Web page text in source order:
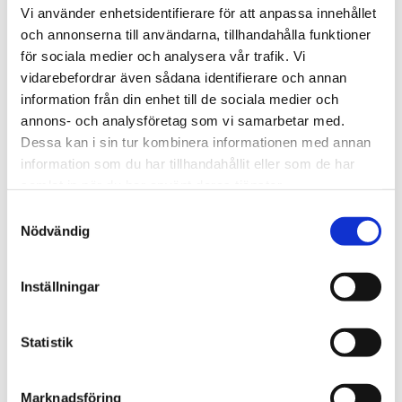
Vi använder enhetsidentifierare för att anpassa innehållet
och annonserna till användarna, tillhandahålla funktioner
för sociala medier och analysera vår trafik. Vi
vidarebefordrar även sådana identifierare och annan
information från din enhet till de sociala medier och
annons- och analysföretag som vi samarbetar med.
Dessa kan i sin tur kombinera informationen med annan
information som du har tillhandahållit eller som de har
Nödvändig
Inställningar
Statistik
Marknadsföring
bära med toppögla och
vridlåsning.
159
slutsåld
brev- och rasduvor. Främjar
matsmältning och hälsa. Ska
finnas tillgängligt året runt.
Extra fin kvalitet.
499kr
i lager
Belvimin vitamineral
kalcium. Motverkar brist och
fältförgiftning. Ges dagligen i
3 OLIKA VIKTER
Lägg till i favoriter
i lager
Jordskruv med löplina och
säkerhet utomhus med
löplina och jordskruv. Perfekt